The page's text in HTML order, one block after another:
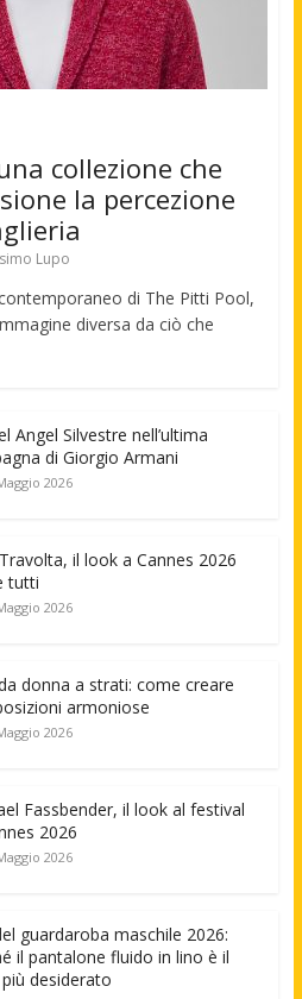
collezione che
la percezione
Lupo
di The Pitti Pool,
diversa da ciò che
Angel Silvestre nell’ultima
di Giorgio Armani
2026
il look a Cannes 2026
tutti
2026
donna a strati: come creare
armoniose
2026
Fassbender, il look al festival
2026
2026
guardaroba maschile 2026:
il pantalone fluido in lino è il
desiderato